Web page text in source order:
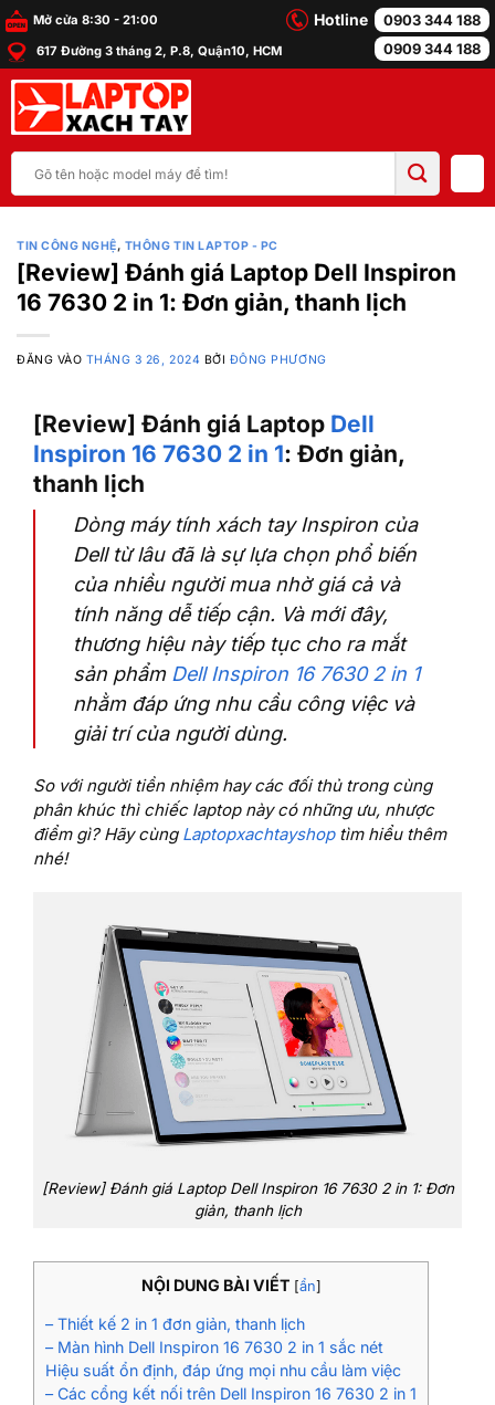
Bỏ
qua
nội
dung
Mở cửa 8:30 - 21:00
617 Đường 3 tháng 2, P.8, Quận10, HCM
Hotline
0903 344 188
0909 344 188
kiếm:
TIN CÔNG NGHỆ, THÔNG TIN LAPTOP - PC
[Review] Đánh giá Laptop Dell Inspiron
16 7630 2 in 1: Đơn giản, thanh lịch
ĐĂNG VÀO THÁNG 3 26, 2024 BỞI ĐÔNG PHƯƠNG
[Review] Đánh giá Laptop Dell
Inspiron 16 7630 2 in 1: Đơn giản,
thanh lịch
Dòng máy tính xách tay Inspiron của
Dell từ lâu đã là sự lựa chọn phổ biến
của nhiều người mua nhờ giá cả và
tính năng dễ tiếp cận. Và mới đây,
thương hiệu này tiếp tục cho ra mắt
sản phẩm Dell Inspiron 16 7630 2 in 1
nhằm đáp ứng nhu cầu công việc và
giải trí của người dùng.
So với người tiền nhiệm hay các đối thủ trong cùng
phân khúc thì chiếc laptop này có những ưu, nhược
điểm gì? Hãy cùng Laptopxachtayshoptìm hiểu thêm
nhé!
[Review] Đánh giá Laptop Dell Inspiron 16 7630 2 in 1: Đơn
giản, thanh lịch
NỘI DUNG BÀI VIẾT [ẩn]
– Thiết kế 2 in 1 đơn giản, thanh lịch
– Màn hình Dell Inspiron 16 7630 2 in 1 sắc nét
Hiệu suất ổn định, đáp ứng mọi nhu cầu làm việc
– Các cổng kết nối trên Dell Inspiron 16 7630 2 in 1